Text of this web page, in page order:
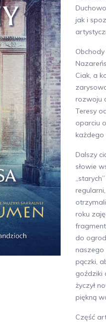
jak i
Ciak, a
rozwoju
Teresy
oparciu
każdego
Dalszy
słowie
roku
do
naszego
pączki,
goździki
życzył
piękną
Część